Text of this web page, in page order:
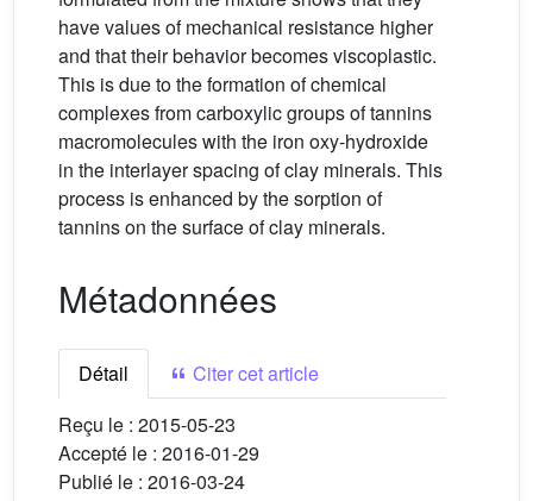
have values of mechanical resistance higher
and that their behavior becomes viscoplastic.
This is due to the formation of chemical
complexes from carboxylic groups of tannins
macromolecules with the iron oxy-hydroxide
in the interlayer spacing of clay minerals. This
process is enhanced by the sorption of
tannins on the surface of clay minerals.
Métadonnées
Détail
Citer cet article
Reçu le : 2015-05-23
Accepté le : 2016-01-29
Publié le : 2016-03-24